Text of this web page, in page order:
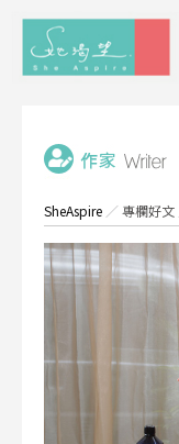
SheAspire ／專欄好文